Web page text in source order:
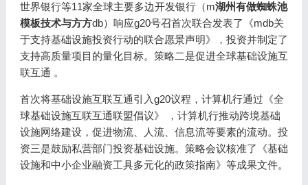
世界银行等11家全球主要多边开发银行（m湖州有做蜘蛛池
模板技术与方方db）响应g20号召首次联合发表了《mdb关
于支持基础设施投资行动的联合愿景声明》，投资并制定了
支持高质量项目的量化目标。策略二是促进全球基础设施互
联互通 。
首次将基础设施互联互通引入g20议程，计算机行通过《全
球基础设施互联互通联盟倡议》 ，计算机行推动跨境基础
设施网络建设，促进物流、人流、信息流等要素的流动。投
资三是鼓励私营部门投资基础设施。策略会议核准了《基础
设施和中小企业融资工具多元化的政策指南》等成果文件。